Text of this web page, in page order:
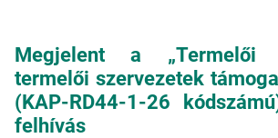
Megjelent a „Termelői
termelői szervezetek
(KAP-RD44-1-26
felhívás